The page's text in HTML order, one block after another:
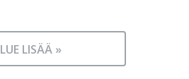
LUE LISÄÄ »